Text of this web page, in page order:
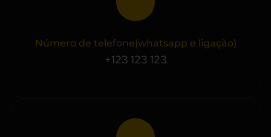
Número de telefone(whatsapp e ligação)
+123 123 123